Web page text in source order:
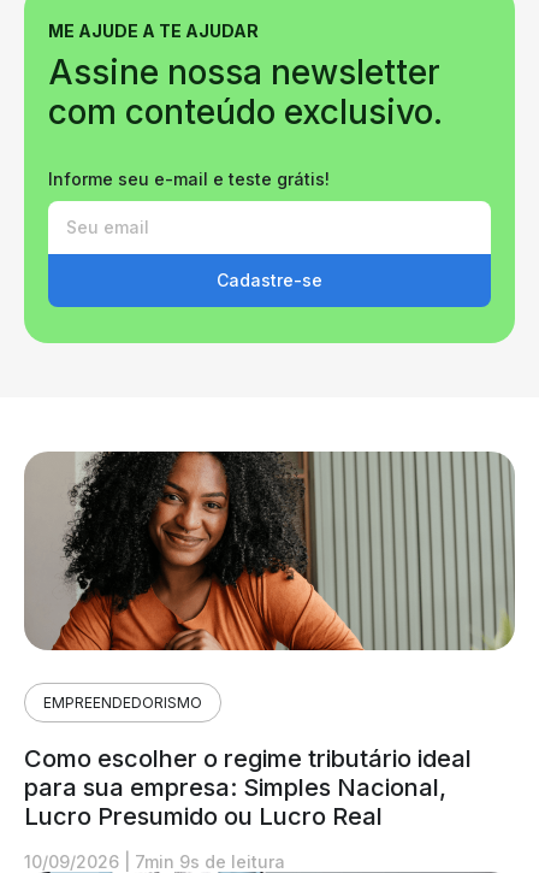
ME AJUDE A TE AJUDAR
Assine nossa newsletter
com conteúdo exclusivo.
Informe seu e-mail e teste grátis!
Cadastre-se
EMPREENDEDORISMO
Como escolher o regime tributário ideal
para sua empresa: Simples Nacional,
Lucro Presumido ou Lucro Real
10/09/2026 7min 9s de leitura